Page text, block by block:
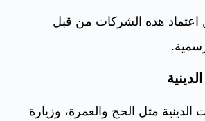
اعتماد هذه الشركات من قبل
الدينية مثل الحج والعمرة، وزيارة